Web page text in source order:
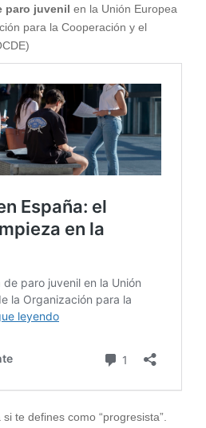
paro juvenil en la Unión Europea
para la Cooperación y el
te defines como “progresista”.